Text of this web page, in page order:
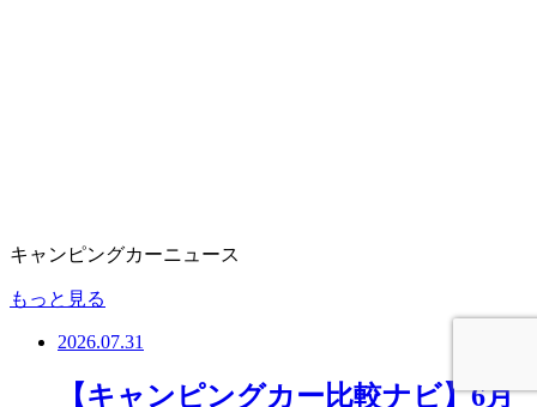
キャンピングカーニュース
もっと見る
2026.07.31
【キャンピングカー比較ナビ】6月